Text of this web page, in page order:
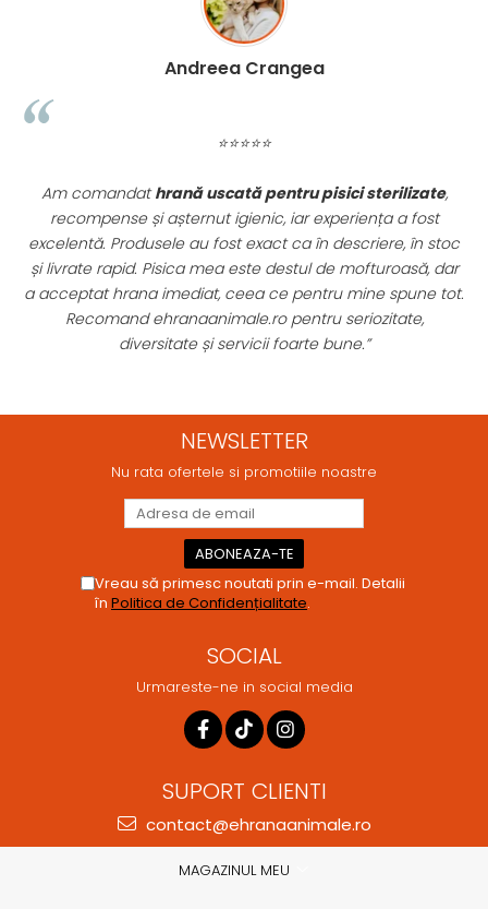
stoc
dar
tot.
Madalina Stancea
⭐⭐⭐⭐⭐
Apreciez foarte mult faptul că peehranaanimale.ro
găsesc nu doar hrană, ci și produse din farmacia
veterinară: antiparazitare, suplimente și soluții de
Este foarte comod să pot comanda tot ce am nevoie
pentru animalul meu dintr-un singur loc. Livrarea a
rapidă, iar produsele au fost originale și în termen.
serios, bine organizat și foarte util pentru orice stăpân
NEWSLETTER
Nu rata ofertele si promotiile noastre
Vreau să primesc noutati prin e-mail. Detalii
în Politica de Confidențialitate.
SOCIAL
Urmareste-ne in social media
SUPORT CLIENTI
contact@ehranaanimale.ro
MAGAZINUL MEU